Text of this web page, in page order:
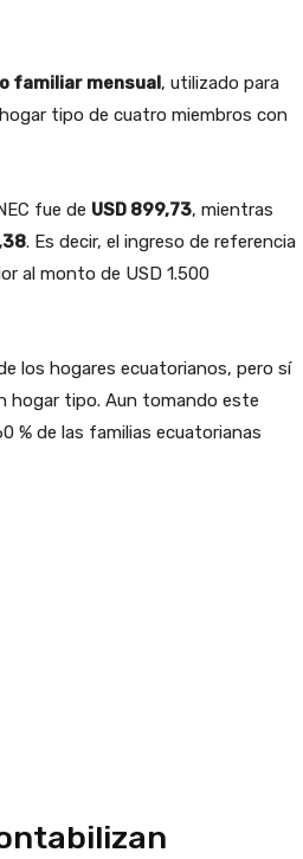
familiar mensual, utilizado para
tipo de cuatro miembros con
fue de USD 899,73, mientras
. Es decir, el ingreso de referencia
al monto de USD 1.500
los hogares ecuatorianos, pero sí
hogar tipo. Aun tomando este
% de las familias ecuatorianas